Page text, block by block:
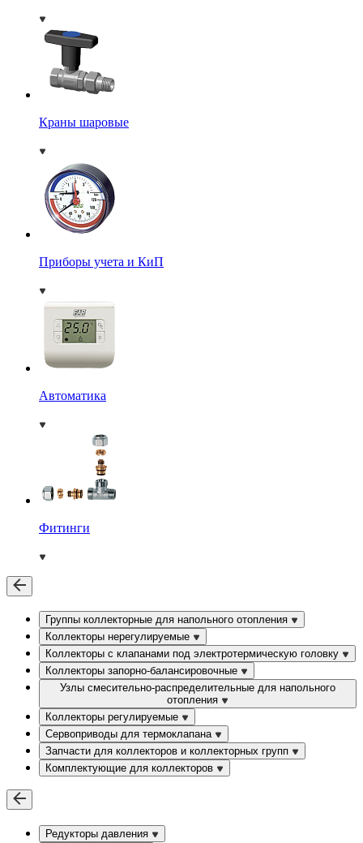
Краны шаровые
Приборы учета и КиП
Автоматика
Фитинги
Группы коллекторные для напольного отопления
Коллекторы нерегулируемые
Коллекторы с клапанами под электротермическую головку
Коллекторы запорно-балансировочные
Узлы смесительно-распределительные для напольного
отопления
Коллекторы регулируемые
Сервоприводы для термоклапана
Запчасти для коллекторов и коллекторных групп
Комплектующие для коллекторов
Редукторы давления